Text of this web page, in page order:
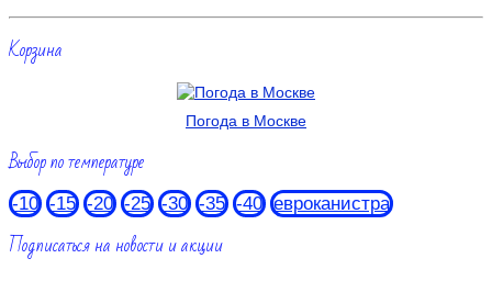
Корзина
Погода в Москве
Выбор по температуре
-10 -15 -20 -25 -30 -35 -40 евроканистра
Подписаться на новости и акции